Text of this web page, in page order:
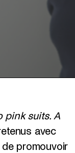
pink suits. A
avec
promouvoir